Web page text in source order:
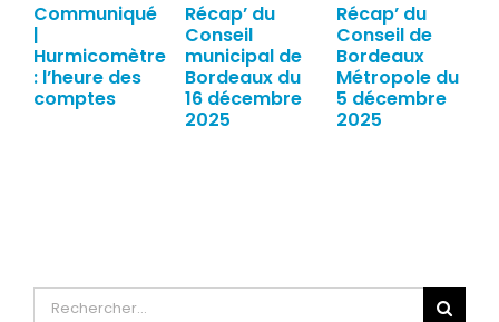
Communiqué
|
Hurmicomètre
: l’heure des
comptes
Récap’ du
Conseil
municipal de
Bordeaux du
16 décembre
2025
Récap’ du
Conseil de
Bordeaux
Métropole du
5 décembre
2025
Rechercher: